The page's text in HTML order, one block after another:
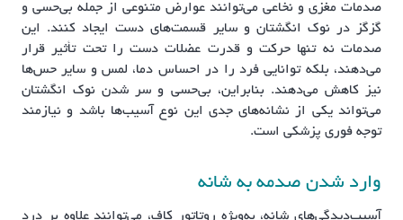
صدمات مغزی و نخاعی می‌توانند عوارض متنوعی از جمله بی‌حسی و
گزگز در نوک انگشتان و سایر قسمت‌های دست ایجاد کنند. این
صدمات نه تنها حرکت و قدرت عضلات دست را تحت تأثیر قرار
می‌دهند، بلکه توانایی فرد را در احساس دما، لمس و سایر حس‌ها
نیز کاهش می‌دهند. بنابراین، بی‌حسی و سر شدن نوک انگشتان
می‌تواند یکی از نشانه‌های جدی این نوع آسیب‌ها باشد و نیازمند
توجه فوری پزشکی است.
وارد شدن صدمه به شانه
آسیب‌دیدگی‌های شانه، به‌ویژه روتاتور کاف، می‌توانند علاوه بر درد